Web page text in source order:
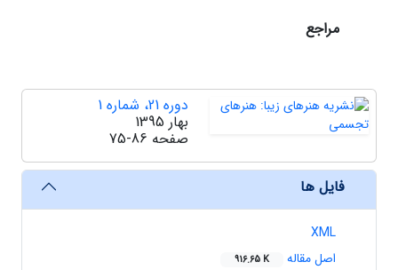
مراجع
دوره 21، شماره 1
بهار 1395
صفحه 75-86
فایل ها
XML
اصل مقاله
916.65 K